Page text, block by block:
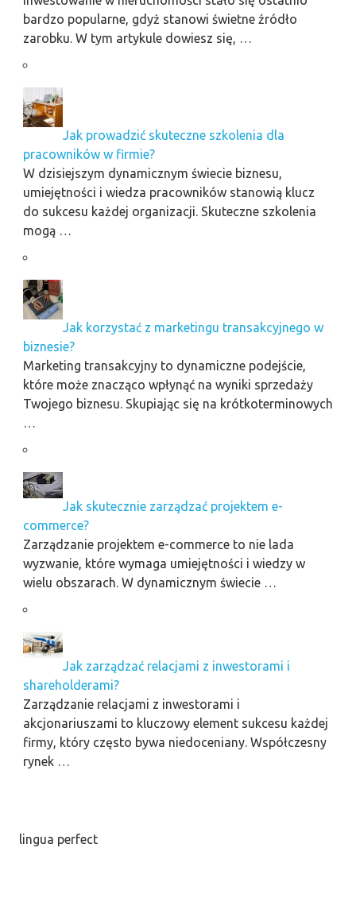
bardzo popularne, gdyż stanowi świetne źródło
zarobku. W tym artykule dowiesz się, …
Jak prowadzić skuteczne szkolenia dla
pracowników w firmie?
W dzisiejszym dynamicznym świecie biznesu,
umiejętności i wiedza pracowników stanowią klucz
do sukcesu każdej organizacji. Skuteczne szkolenia
mogą …
Jak korzystać z marketingu transakcyjnego w
biznesie?
Marketing transakcyjny to dynamiczne podejście,
które może znacząco wpłynąć na wyniki sprzedaży
Twojego biznesu. Skupiając się na krótkoterminowych
…
Jak skutecznie zarządzać projektem e-
commerce?
Zarządzanie projektem e-commerce to nie lada
wyzwanie, które wymaga umiejętności i wiedzy w
wielu obszarach. W dynamicznym świecie …
Jak zarządzać relacjami z inwestorami i
shareholderami?
Zarządzanie relacjami z inwestorami i
akcjonariuszami to kluczowy element sukcesu każdej
firmy, który często bywa niedoceniany. Współczesny
rynek …
lingua perfect